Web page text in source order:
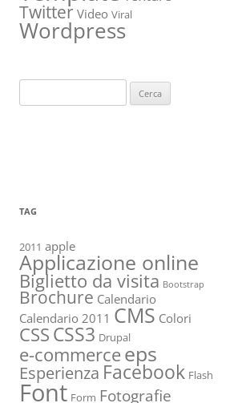
TwitterVideo Viral
Wordpress
per:
TAG
2011 apple
Applicazione online
Biglietto da visita Bootstrap
Brochure Calendario
Calendario 2011 CMS Colori
CSSCSS3 Drupal
e-commerceeps
Esperienza Facebook Flash
Font Form Fotografie